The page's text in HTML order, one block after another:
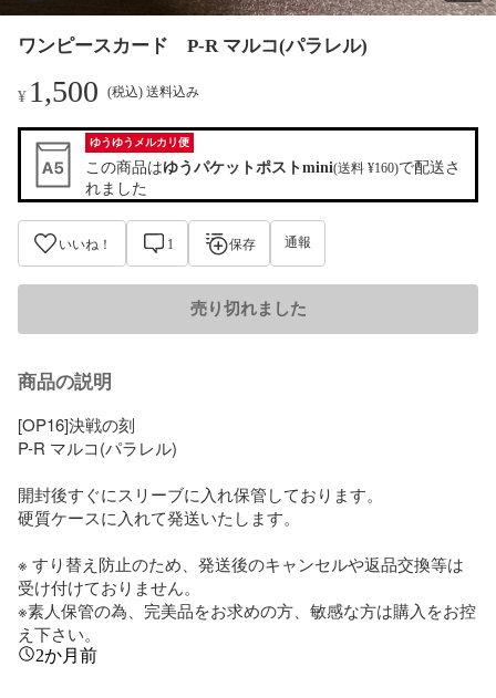
ワンピースカード P-R マルコ(パラレル)
¥ 1,500 (税込) 送料込み
ゆうゆうメルカリ便
この商品はゆうパケットポストmini(送料 ¥160)で配送さ
れました
いいね！ 1 保存 通報
売り切れました
商品の説明
[OP16]決戦の刻
P-R マルコ(パラレル)
開封後すぐにスリーブに入れ保管しております。
硬質ケースに入れて発送いたします。
※ すり替え防止のため、発送後のキャンセルや返品交換等は
受け付けておりません。
※素人保管の為、完美品をお求めの方、敏感な方は購入をお控
え下さい。
2か月前